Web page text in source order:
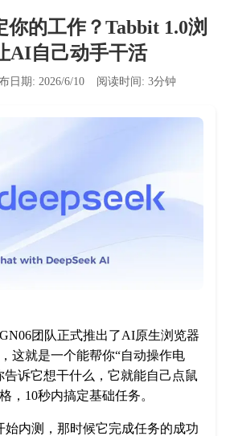
你的工作？Tabbit 1.0浏
AI自己动手干活
日期: 2026/6/10 阅读时间: 3分钟
团队正式推出了AI原生浏览器
这就是一个能帮你“自动操作电
告诉它想干什么，它就能自己点鼠
，10秒内搞定基础任务。
始内测，那时候它完成任务的成功